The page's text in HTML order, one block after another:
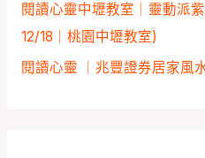
閱讀心靈中壢教室｜靈動派
12/18｜桃園中壢教室)
閱讀心靈 ｜兆豐證券居家風